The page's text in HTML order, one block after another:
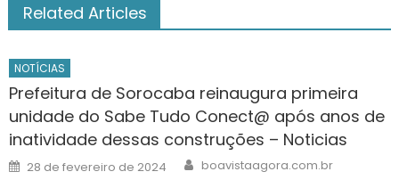
Related Articles
NOTÍCIAS
Prefeitura de Sorocaba reinaugura primeira
unidade do Sabe Tudo Conect@ após anos de
inatividade dessas construções – Noticias
Posted
on
28 de fevereiro de 2024 Author
boavistaagora.com.br